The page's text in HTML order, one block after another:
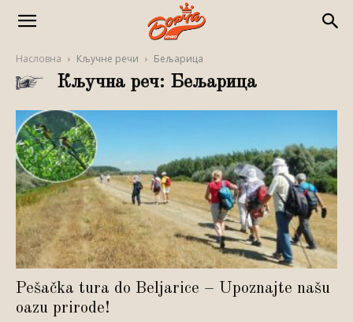
Насловна Кључне речи Бељарица
Кључна реч: Бељарица
Pešačka tura do Beljarice – Upoznajte našu
oazu prirode!